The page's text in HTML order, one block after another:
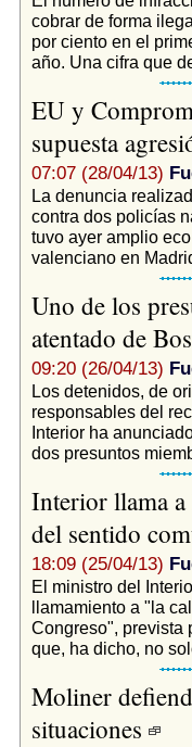
cobrar de forma
por ciento en el
año. Una cifra que
EU y
supuesta
07:07 (28/04/13)
La denuncia
contra dos policías
tuvo ayer amplio
valenciano en
Uno de los
atentado de
09:20 (26/04/13)
Los detenidos, de
responsables del
Interior ha
dos presuntos
Interior llama a
del sentido
18:09 (25/04/13)
El ministro del
llamamiento a "la
Congreso", prevista
que, ha dicho, no
Moliner
situaciones